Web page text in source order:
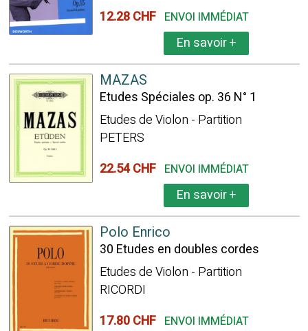
12.28 CHF ENVOI IMMÉDIAT
En savoir+
MAZAS
Etudes Spéciales op. 36 N° 1
Etudes de Violon - Partition
PETERS
22.54 CHF ENVOI IMMÉDIAT
En savoir+
Polo Enrico
30 Etudes en doubles cordes
Etudes de Violon - Partition
RICORDI
17.80 CHF ENVOI IMMÉDIAT